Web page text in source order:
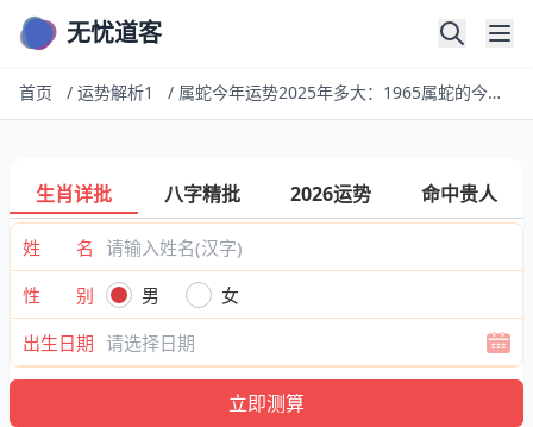
无忧道客
首页 / 运势解析1 / 属蛇今年运势2025年多大：1965属蛇的今年下半年的运气
生肖详批 八字精批 2026运势 命中贵人
姓 名
性 别
男
女
出生日期